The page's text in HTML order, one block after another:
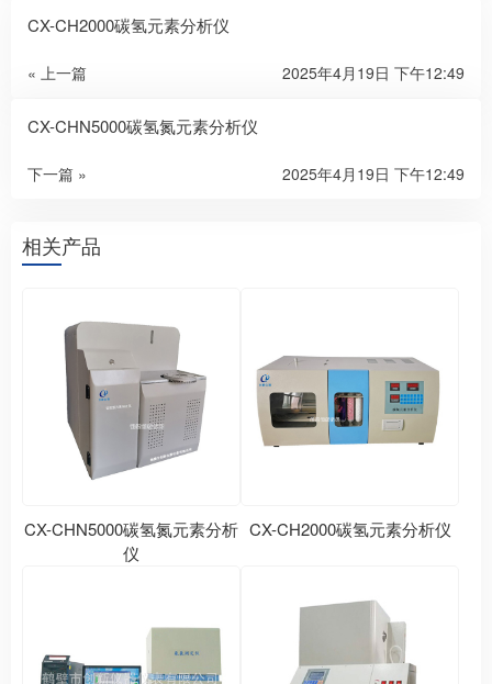
CX-CH2000碳氢元素分析仪
« 上一篇 2025年4月19日 下午12:49
CX-CHN5000碳氢氮元素分析仪
下一篇 » 2025年4月19日 下午12:49
相关产品
CX-CHN5000碳氢氮元素分析
仪
CX-CH2000碳氢元素分析仪